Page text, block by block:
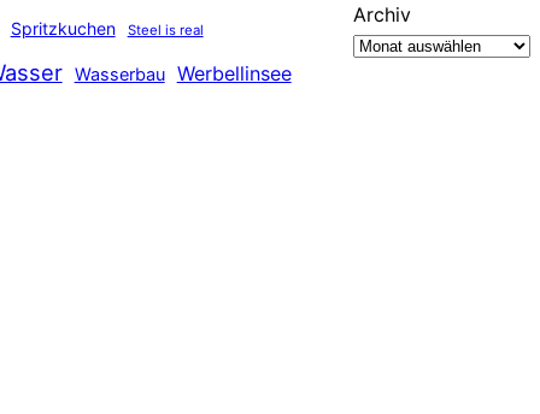
Spritzkuchen Steel is real
Wasserbau Werbellinsee
Archiv